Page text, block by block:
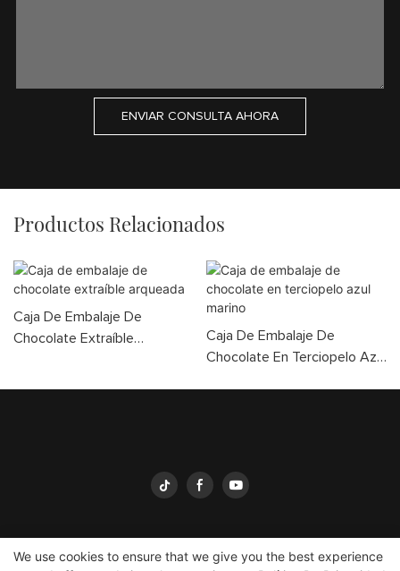
ENVIAR CONSULTA AHORA
Productos Relacionados
Caja De Embalaje De
Chocolate Extraíble
Caja De Embalaje De
Chocolate En Terciopelo Azul
We use cookies to ensure that we give you the best experience